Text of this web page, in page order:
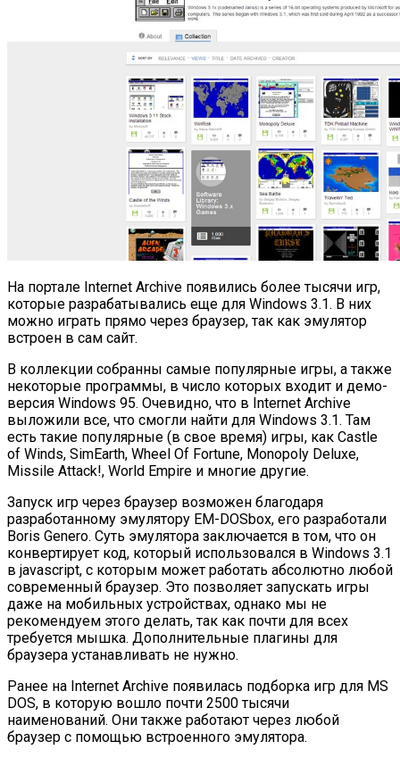
На портале Internet Archive появились более тысячи игр,
которые разрабатывались еще для Windows 3.1. В них
можно играть прямо через браузер, так как эмулятор
встроен в сам сайт.
В коллекции собранны самые популярные игры, а также
некоторые программы, в число которых входит и демо-
версия Windows 95. Очевидно, что в Internet Archive
выложили все, что смогли найти для Windows 3.1. Там
есть такие популярные (в свое время) игры, как Castle
of Winds, SimEarth, Wheel Of Fortune, Monopoly Deluxe,
Missile Attack!, World Empire и многие другие.
Запуск игр через браузер возможен благодаря
разработанному эмулятору EM-DOSbox, его разработали
Boris Genero. Суть эмулятора заключается в том, что он
конвертирует код, который использовался в Windows 3.1
в javascript, с которым может работать абсолютно любой
современный браузер. Это позволяет запускать игры
даже на мобильных устройствах, однако мы не
рекомендуем этого делать, так как почти для всех
требуется мышка. Дополнительные плагины для
браузера устанавливать не нужно.
Ранее на Internet Archive появилась подборка игр для MS
DOS, в которую вошло почти 2500 тысячи
наименований. Они также работают через любой
браузер с помощью встроенного эмулятора.